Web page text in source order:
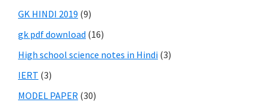
GK HINDI 2019 (9)
gk pdf download (16)
High school science notes in Hindi (3)
IERT (3)
MODEL PAPER (30)